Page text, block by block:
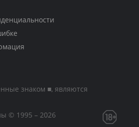
знаком ■, являются
© 1995 – 2026